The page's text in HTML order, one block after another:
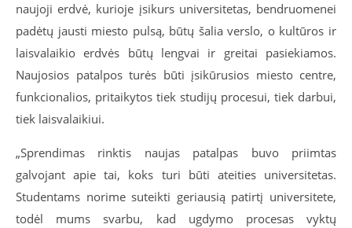
naujoji erdvė, kurioje įsikurs universitetas, bendruomenei
padėtų jausti miesto pulsą, būtų šalia verslo, o kultūros ir
laisvalaikio erdvės būtų lengvai ir greitai pasiekiamos.
Naujosios patalpos turės būti įsikūrusios miesto centre,
funkcionalios, pritaikytos tiek studijų procesui, tiek darbui,
tiek laisvalaikiui.
„Sprendimas rinktis naujas patalpas buvo priimtas
galvojant apie tai, koks turi būti ateities universitetas.
Studentams norime suteikti geriausią patirtį universitete,
todėl mums svarbu, kad ugdymo procesas vyktų